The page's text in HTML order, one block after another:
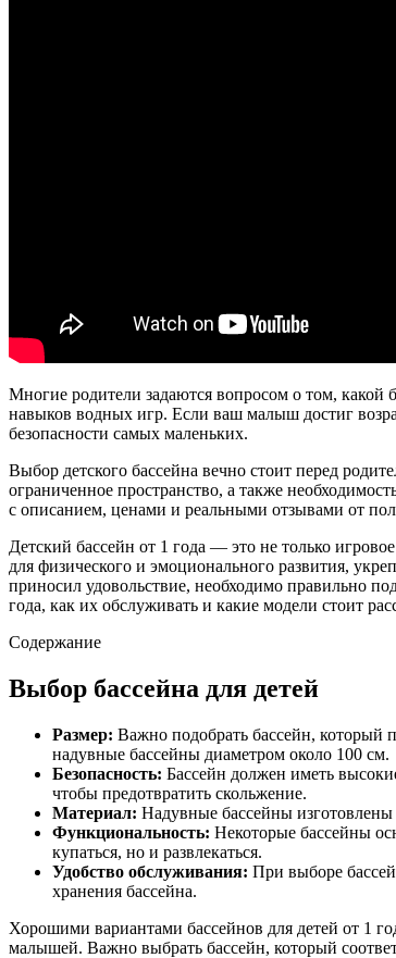
Многие родители задаются вопросом о том, какой
навыков водных игр. Если ваш малыш достиг
безопасности самых маленьких.
Выбор детского бассейна вечно стоит перед
ограниченное пространство, а также
с описанием, ценами и реальными отзывами от
Детский бассейн от 1 года — это не только
для физического и эмоционального развития,
приносил удовольствие, необходимо правильно
года, как их обслуживать и какие модели стоит
Содержание
Выбор бассейна для детей
Размер: Важно подобрать бассейн, который
надувные бассейны диаметром около 100 см.
Безопасность: Бассейн должен иметь
чтобы предотвратить скольжение.
Материал: Надувные бассейны
Функциональность: Некоторые бассейны
купаться, но и развлекаться.
Удобство обслуживания: При выборе
хранения бассейна.
Хорошими вариантами бассейнов для детей от 1
малышей. Важно выбрать бассейн, который